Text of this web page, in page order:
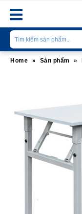
Home » Sản phẩm »